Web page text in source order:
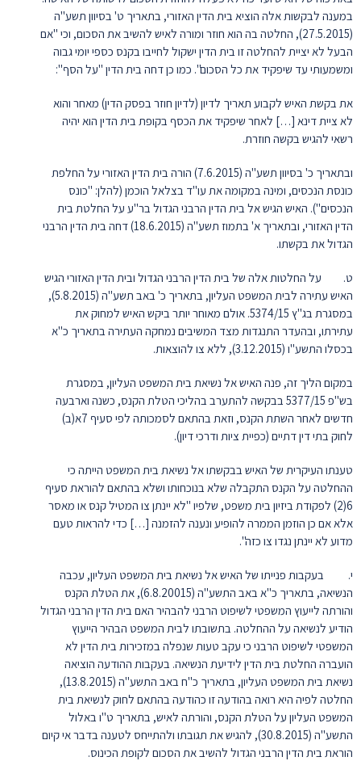
במענה לבקשות אלה הוציא בית הדין האזורי, בתאריך ט' בסיוון תשע"ה
(27.5.2015), החלטה בה הוא חוזר ומורה לאיש להשיב את הסכום, וכי "אם
הבעל לא יציית להחלטה זו בית הדין ישקול לחייבו בקנס כספי יומי גבוה
ומשמעותי עד שיפקיד את כל הסכום". כמו כן דחה בית הדין "על הסף":
את בקשת האיש לקבוע תאריך לדיון (לדיון חוזר בפסק הדין) מאחר והוא
לא ציית דינא […] לאחר שיפקיד את הכסף בקופת בית הדין הוא יהיה
רשאי להגיש בקשה חוזרת.
ובתאריך כ' בסיוון תשע"ה (7.6.2015) הורה בית הדין האזורי על החלפת
כונסת הנכסים, ומינה במקומה את עו"ד בצלאל הוכמן (להלן: "כונס
הנכסים"). האיש הגיש אל בית הדין הרבני הגדול בר"ע על החלטת בית
הדין האזורי, ובתאריך א' בתמוז תשע"ה (18.6.2015) דחה בית הדין הרבני
הגדול את בקשתו.
ט. על החלטות אלה של בית הדין הרבני הגדול ובית הדין האזורי הגיש
האיש עתירה לבית המשפט העליון, בתאריך כ' באב תשע"ה (5.8.2015),
במסגרת בג"ץ 5374/15. אולם מאוחר יותר ביקש האיש למחוק את
עתירתו, ובהעדר התנגדות מצד המשיבים נמחקה העתירה בתאריך כ"א
בכסלו התשע"ו (3.12.2015), ללא צו להוצאות.
במקום הליך זה, פנה האיש אל נשיאת בית המשפט העליון, במסגרת
בש"פ 5377/15 בבקשה להתערב בהליכי הטלת הקנס, כשנה וארבעה
חדשים לאחר השתת הקנס, וזאת בהתאם לסמכותה לפי סעיף 7א(ב)
לחוק בתי דין דתיים (כפיית ציות ודרכי דיון).
טענתו העיקרית של האיש בבקשתו אל נשיאת בית המשפט הייתה כי
ההחלטה על הקנס התקבלה שלא בנוכחותו ושלא בהתאם להוראת סעיף
6(2) לפקודת ביזיון בית משפט, שלפיו "לא יינתן צו המטיל קנס או מאסר
אלא אם כן הוזמן הממרה להופיע ונענה להזמנה […] כדי להראות טעם
מדוע לא יינתן נגדו צו כזה".
י. בעקבות פנייתו של האיש אל נשיאת בית המשפט העליון, עכבה
הנשיאה, בתאריך כ"א באב התשע"ה (6.8.20015), את הטלת הקנס
והורתה לייעוץ המשפטי לשיפוט הרבני להבהיר האם בית הדין הרבני הגדול
הודיע לנשיאה על ההחלטה. בתשובתו לבית המשפט הבהיר הייעוץ
המשפטי לשיפוט הרבני כי עקב טעות שנפלה במזכירות בית הדין לא
הועברה החלטת בית הדין לידיעת הנשיאה. בעקבות ההודעה הוציאה
נשיאת בית המשפט העליון, בתאריך כ"ח באב התשע"ה (13.8.2015),
החלטה לפיה היא רואה בהודעה זו כהודעה בהתאם לחוק לנשיאת בית
המשפט העליון על הטלת הקנס, והורתה לאיש, בתאריך ט"ו באלול
התשע"ה (30.8.2015), להגיש את תגובתו ולהתייחס לטענה בדבר אי קיום
הוראת בית הדין הרבני הגדול להשיב את הסכום לקופת הכינוס.